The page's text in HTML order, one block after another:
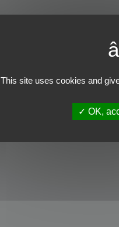
This site uses cookies and
OK,